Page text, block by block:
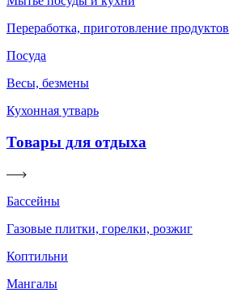
Переработка, приготовление продуктов
Посуда
Весы, безмены
Кухонная утварь
Товары для отдыха
Бассейны
Газовые плитки, горелки, розжиг
Коптильни
Мангалы